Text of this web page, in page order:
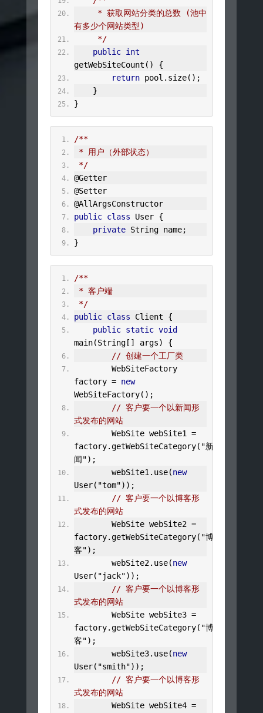
有多少个网站类型)
     */
public int
getWebSiteCount ()
{
return pool . size();
}
}
/**
* 用户（外部状态）
*/
@Getter
@Setter
@AllArgsConstructor
public class User {
private String name;
}
/**
* 客户端
*/
public class Client
{
public static void
main(String[] args)
{
// 创建一个工厂类
WebSiteFactory
factory = new
WebSiteFactory();
// 客户要一个以新闻形
式发布的网站
WebSite webSite1 =
factory.getWebSiteCategory( "新
闻");
        webSite1
. use(new
User( "tom"));
// 客户要一个以博客形
式发布的网站
WebSite webSite2 =
factory.getWebSiteCategory( "博
客");
        webSite2
. use(new
User( "jack"));
// 客户要一个以博客形
式发布的网站
WebSite webSite3 =
factory.getWebSiteCategory( "博
客");
        webSite3
. use(new
User( "smith"));
// 客户要一个以博客形
式发布的网站
WebSite webSite4 =